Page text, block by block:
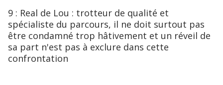
9 : Real de Lou : trotteur de qualité et
spécialiste du parcours, il ne doit surtout pas
être condamné trop hâtivement et un réveil de
sa part n'est pas à exclure dans cette
confrontation